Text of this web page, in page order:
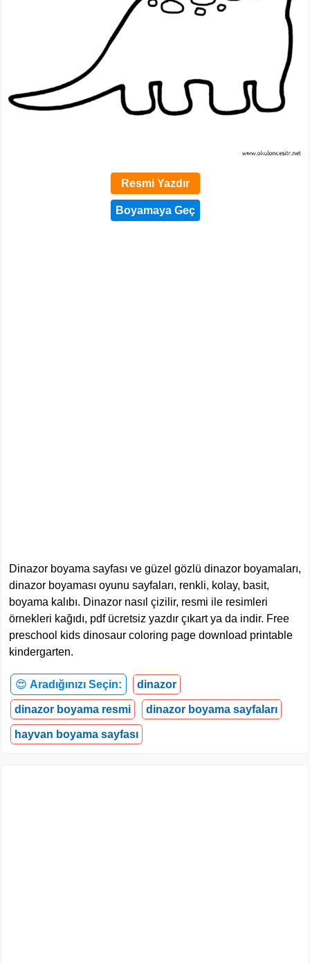
Resmi Yazdır
Dinazor boyama sayfası ve güzel gözlü dinazor boyamaları,
dinazor boyaması oyunu sayfaları, renkli, kolay, basit,
boyama kalıbı. Dinazor nasıl çizilir, resmi ile resimleri
örnekleri kağıdı, pdf ücretsiz yazdır çıkart ya da indir. Free
preschool kids dinosaur coloring page download printable
kindergarten.
😍 Aradığınızı Seçin: dinazor
dinazor boyama resmi dinazor boyama sayfaları
hayvan boyama sayfası